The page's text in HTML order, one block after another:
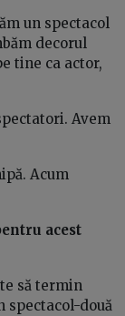
un spectacol
decorul
tine ca actor,
Avem
Acum
acest
să termin
spectacol-două